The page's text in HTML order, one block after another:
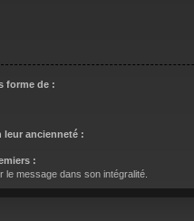
forme de :
leur ancienneté :
:
le message dans son intégralité.